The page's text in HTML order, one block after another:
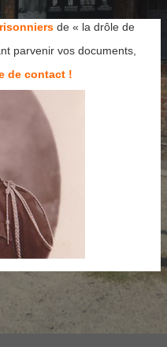
de « la drôle de
parvenir vos documents,
de contact !